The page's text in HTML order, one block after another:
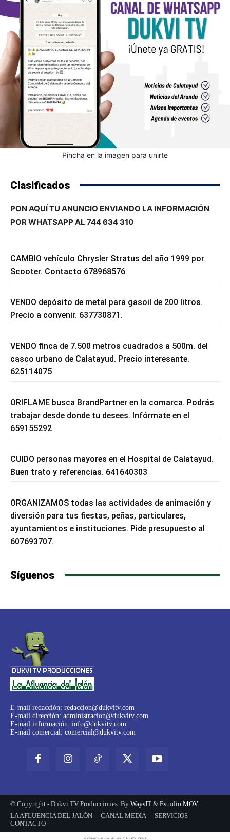
Pincha en la imagen para unirte
Clasificados
PON AQUÍ TU ANUNCIO ENVIANDO LA INFORMACIÓN
POR WHATSAPP AL 744 634 310
CAMBIO vehículo Chrysler Stratus del año 1999 por
Scooter. Contacto 678968576
VENDO depósito de metal para gasoil de 200 litros.
Precio a convenir. 637730871.
VENDO finca de 7.500 metros cuadrados a 500m. del
casco urbano de Calatayud. Precio interesante.
625114075
ORIFLAME busca BrandPartner en la comarca. Podrás
trabajar desde donde tu desees. Infórmate en el
659155292
CUIDO personas mayores en el Hospital de Calatayud.
Buen trato y referencias. 641640303
ORGANIZAMOS todas las actividades de animación y
diversión para tus fiestas, peñas, particulares,
ayuntamientos e instituciones. Pide presupuesto al
607693707.
Síguenos
E-mail redacción: redaccion@dukvitv.com
E-mail dirección: administracion@dukvitv.com
E-mail información: info@dukvitv.com
E-mail comercial: comercial@dukvitv.com
© Copyright - Dukvi TV Producciones. By WaysIT & Estudio MOV
LA AFLUENCIA DEL JALÓN
CANAL MEDIA
SERVICIOS
CONTACTO